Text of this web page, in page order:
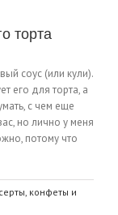
торта
соус (или кули).
его для торта, а
с чем еще
но лично у меня
потому что
конфеты и